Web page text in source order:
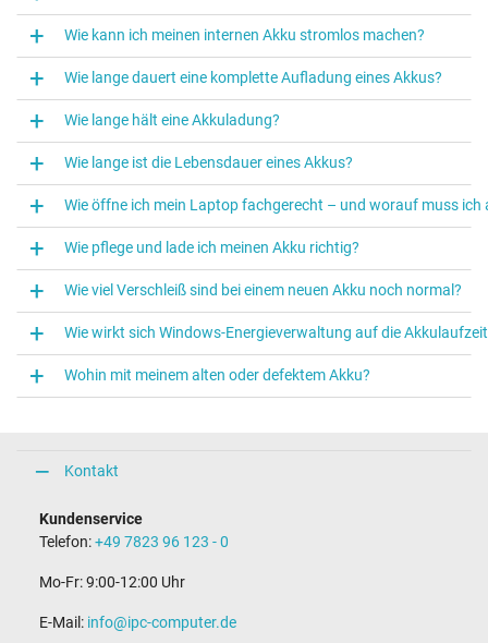
Wie kann ich meinen internen Akku stromlos machen?
Wie lange dauert eine komplette Aufladung eines Akkus?
Wie lange hält eine Akkuladung?
Wie lange ist die Lebensdauer eines Akkus?
Wie öffne ich mein Laptop fachgerecht – und worauf muss ich
Wie pflege und lade ich meinen Akku richtig?
Wie viel Verschleiß sind bei einem neuen Akku noch normal?
Wie wirkt sich Windows‑Energieverwaltung auf die
Wohin mit meinem alten oder defektem Akku?
Kontakt
Kundenservice
Telefon:+49 7823 96 123 - 0
Mo-Fr: 9:00-12:00 Uhr
E-Mail: info@ipc-computer.de